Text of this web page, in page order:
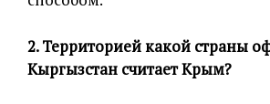
2. Территорией какой страны
Кыргызстан считает Крым?